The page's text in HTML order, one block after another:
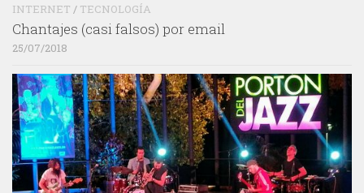
INTERNET / TECNOLOGÍA
Chantajes (casi falsos) por email
25/07/2018